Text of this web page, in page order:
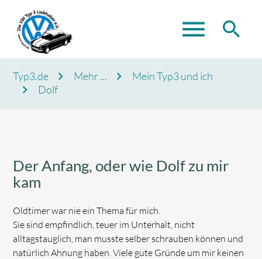
menu search
Suchbegriffe
Typ3.de Mehr ...
Mein Typ3 und ich
Dolf
Der Anfang, oder wie Dolf zu mir
kam
Oldtimer war nie ein Thema für mich.
Sie sind empfindlich, teuer im Unterhalt, nicht
alltagstauglich, man musste selber schrauben können und
natürlich Ahnung haben. Viele gute Gründe um mir keinen